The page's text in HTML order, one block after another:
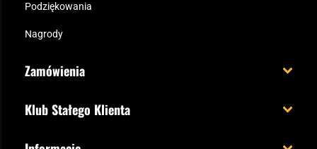
Podziękowania
Nagrody
Zamówienia
Klub Stałego Klienta